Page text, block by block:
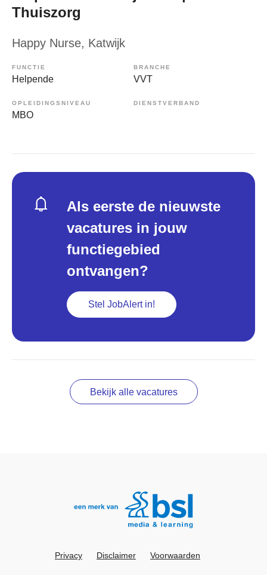
Thuiszorg
Happy Nurse, Katwijk
FUNCTIE
Helpende
BRANCHE
VVT
OPLEIDINGSNIVEAU
MBO
DIENSTVERBAND
Als eerste de nieuwste
vacatures in jouw
functiegebied
ontvangen?
Stel JobAlert in!
Bekijk alle vacatures
Privacy Disclaimer Voorwaarden